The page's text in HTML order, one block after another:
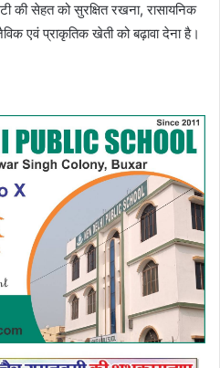
की सेहत को सुरक्षित रखना, रासायनिक
एवं प्राकृतिक खेती को बढ़ावा देना है।